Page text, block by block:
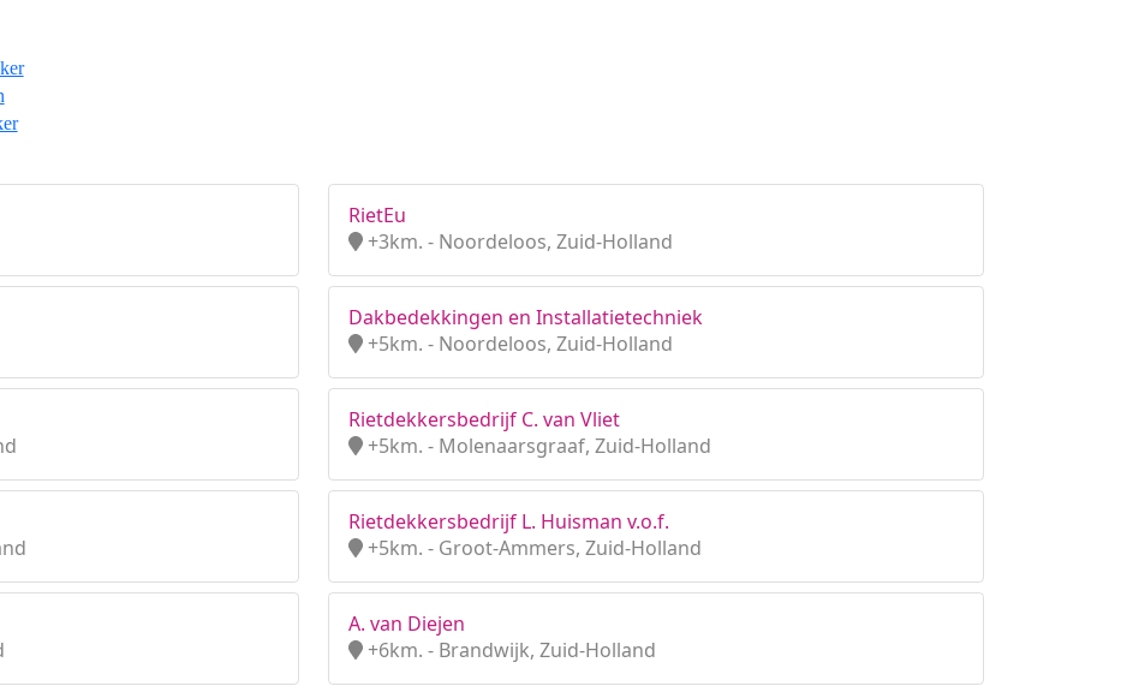
RietEu
+3km. - Noordeloos, Zuid-Holland
Dakbedekkingen en Installatietechniek
+5km. - Noordeloos, Zuid-Holland
Rietdekkersbedrijf C. van Vliet
+5km. - Molenaarsgraaf, Zuid-Holland
Rietdekkersbedrijf L. Huisman v.o.f.
+5km. - Groot-Ammers, Zuid-Holland
A. van Diejen
+6km. - Brandwijk, Zuid-Holland